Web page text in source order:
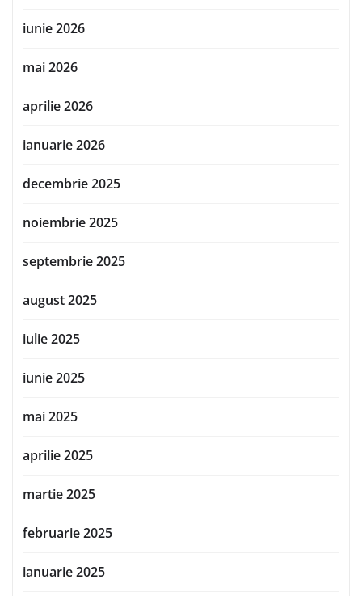
iunie 2026
mai 2026
aprilie 2026
ianuarie 2026
decembrie 2025
noiembrie 2025
septembrie 2025
august 2025
iulie 2025
iunie 2025
mai 2025
aprilie 2025
martie 2025
februarie 2025
ianuarie 2025